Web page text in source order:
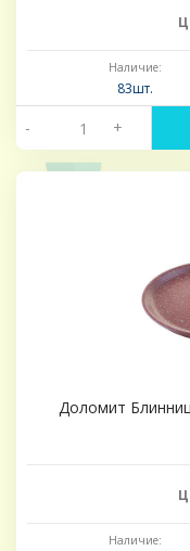
Наличие:
83шт.
- +
Доломит
Наличие: